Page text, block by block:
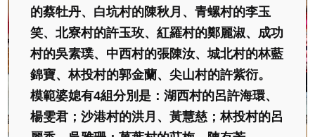
的蔡牡丹、白坑村的陳秋月、青螺村的李玉
笑、北寮村的許玉玫、紅羅村的鄭麗淑、成功
村的吳素璞、中西村的張陳汝、城北村的林藍
錦寶、林投村的郭金蘭、尖山村的許紫衍。
模範婆媳有4組分別是：湖西村的呂許海環、
楊雯君；沙港村的洪月、黃慧慈；林投村的呂